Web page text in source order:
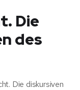
Die
des
Die diskursiven